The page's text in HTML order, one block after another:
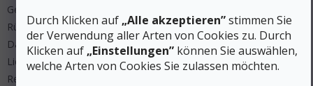
Durch Klicken auf „Alle akzeptieren”stimmen Sie
der Verwendung aller Arten von Cookies zu. Durch
Klicken auf „Einstellungen” können Sie auswählen,
welche Arten von Cookies Sie zulassen möchten.
Geschäftsbedingungen
Rücksendung
Datenschutz
Lieferung und Zahlung
Regeln Wettbewerbe